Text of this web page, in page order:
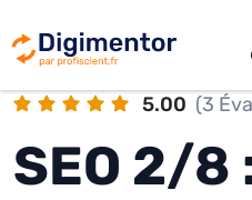
5.00 (3
SEO 2/8